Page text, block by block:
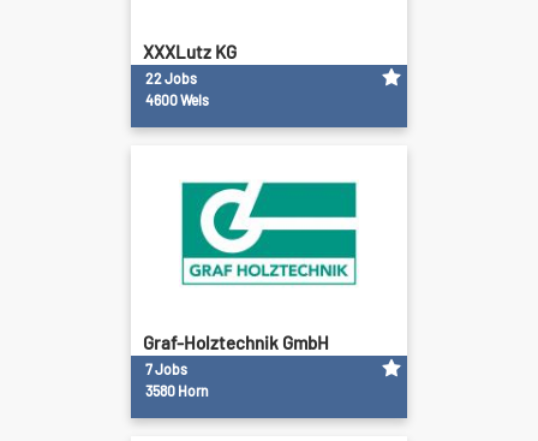
XXXLutz KG
22 Jobs
4600 Wels
Graf-Holztechnik GmbH
7 Jobs
3580 Horn